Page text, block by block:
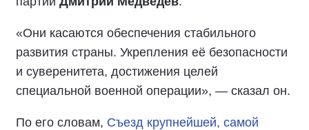
«Они касаются обеспечения стабильного
развития страны. Укрепления её безопасности
и суверенитета, достижения целей
специальной военной операции», — сказал он.
По его словам, Съезд крупнейшей, самой